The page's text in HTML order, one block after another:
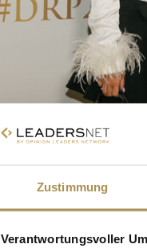
Zustimmung
Verantwortungsvoller